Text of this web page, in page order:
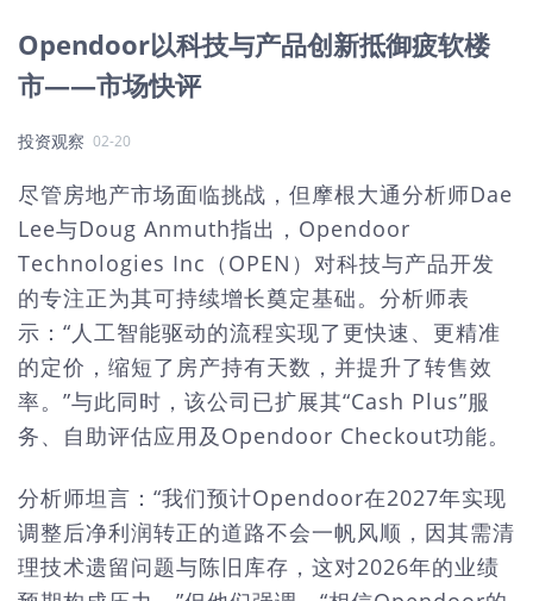
Opendoor以科技与产品创新抵御疲软楼
市——市场快评
投资观察 02-20
尽管房地产市场面临挑战，但摩根大通分析师Dae
Lee与Doug Anmuth指出，Opendoor
Technologies Inc（OPEN）对科技与产品开发
的专注正为其可持续增长奠定基础。分析师表
示：“人工智能驱动的流程实现了更快速、更精准
的定价，缩短了房产持有天数，并提升了转售效
率。”与此同时，该公司已扩展其“Cash Plus”服
务、自助评估应用及Opendoor Checkout功能。
分析师坦言：“我们预计Opendoor在2027年实现
调整后净利润转正的道路不会一帆风顺，因其需清
理技术遗留问题与陈旧库存，这对2026年的业绩